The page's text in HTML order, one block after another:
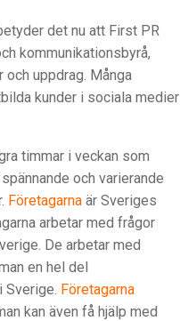
det nu att First PR
kommunikationsbyrå,
uppdrag. Många
kunder i sociala medier
timmar i veckan som
och varierande
Företagarna är Sveriges
arbetar med frågor
De arbetar med
en hel del
Sverige. Företagarna
kan även få hjälp med